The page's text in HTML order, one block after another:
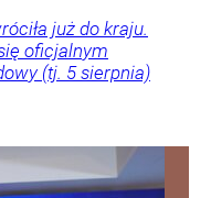
już do kraju.
oficjalnym
(tj. 5 sierpnia)